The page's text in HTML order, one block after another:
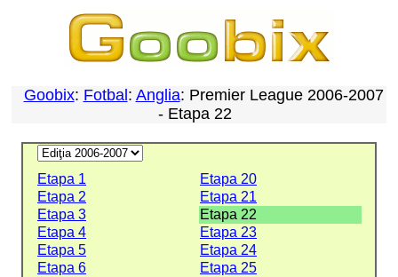
Goobix: Fotbal : Anglia: Premier League 2006-2007
- Etapa 22
Etapa 1
Etapa 20
Etapa 2
Etapa 21
Etapa 3
Etapa 22
Etapa 4
Etapa 23
Etapa 5
Etapa 24
Etapa 6
Etapa 25